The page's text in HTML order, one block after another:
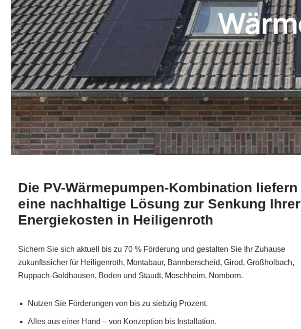
Die PV-Wärmepumpen-Kombination liefern
eine nachhaltige Lösung zur Senkung Ihrer
Energiekosten in Heiligenroth
Sichern Sie sich aktuell bis zu 70 % Förderung und gestalten Sie Ihr Zuhause
zukunftssicher für Heiligenroth, Montabaur, Bannberscheid, Girod, Großholbach,
Ruppach-Goldhausen, Boden und Staudt, Moschheim, Nomborn.
Nutzen Sie Förderungen von bis zu siebzig Prozent.
Alles aus einer Hand – von Konzeption bis Installation.